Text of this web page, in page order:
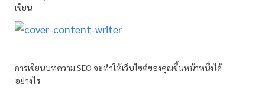
เขียน
การเขียนบทความ SEO จะทำให้เว็บไซต์ของคุณขึ้นหน้าหนึ่งได้
อย่างไร